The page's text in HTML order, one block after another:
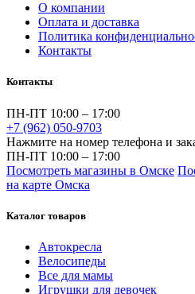
О компании
Оплата и доставка
Политика
Контакты
Контакты
ПН-ПТ 10:00 – 17:00
+7 (962) 050-9703
Нажмите на номер телефона и
ПН-ПТ 10:00 – 17:00
Посмотреть магазины в Омске
на карте Омска
Каталог товаров
Автокресла
Велосипеды
Все для мамы
Игрушки для девочек